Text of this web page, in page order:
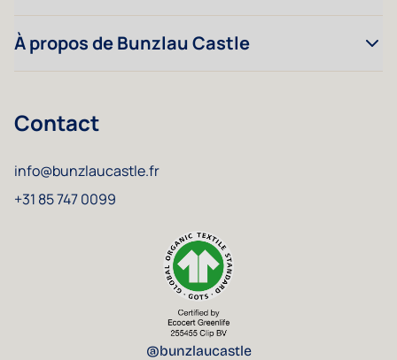
À propos de Bunzlau Castle
Contact
info@bunzlaucastle.fr
+31 85 747 0099
@bunzlaucastle